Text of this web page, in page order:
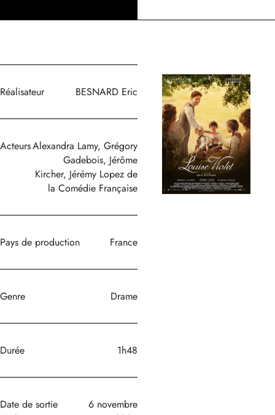
Réalisateur BESNARD Eric
ActeursAlexandra Lamy, Grégory
Gadebois, Jérôme
Kircher, Jérémy Lopez de
la Comédie Française
Pays de production France
Genre Drame
Durée 1h48
Date de sortie
6 novembre